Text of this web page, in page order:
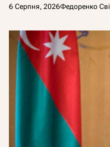
6 Серпня, 2026Федоренко